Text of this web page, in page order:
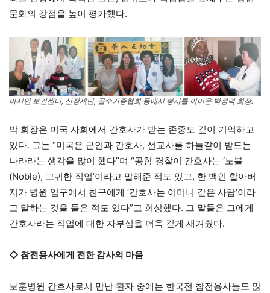
문화의 강점을 높이 평가했다.
아시안 보건센터, 신장재단, 골수기증협회 등에서 봉사를 이어온 박성덕 회장.
박 회장은 미국 사회에서 간호사가 받는 존중도 깊이 기억하고
있다. 그는 “미국은 군인과 간호사, 선교사를 하늘같이 받드는
나라라는 생각을 많이 했다”며 “공항 경찰이 간호사는 ‘노블
(Noble), 고귀한 직업’이라고 말해준 적도 있고, 한 백인 할아버
지가 병원 입구에서 친구에게 ‘간호사는 어머니 같은 사람’이라
고 말하는 것을 들은 적도 있다”고 회상했다. 그 말들은 그에게
간호사라는 직업에 대한 자부심을 더욱 깊게 새겨줬다.
◇ 참전용사에게 전한 감사의 마음
보훈병원 간호사로서 만난 환자 중에는 한국전 참전용사들도 많